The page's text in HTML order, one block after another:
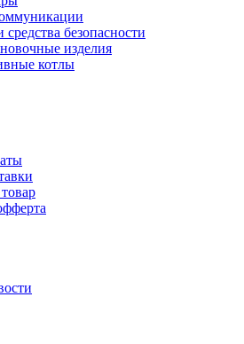
средства безопасности
изделия
котлы